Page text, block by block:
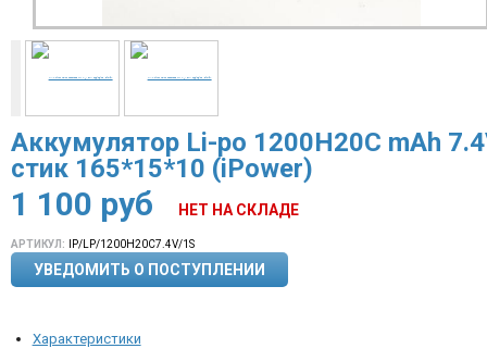
Аккумулятор Li-po 1200H20С mAh
стик 165*15*10 (iPower)
1 100 руб НЕТ НА СКЛАДЕ
АРТИКУЛ: IP/LP/1200H20C7.4V/1S
УВЕДОМИТЬ О ПОСТУПЛЕНИИ
Характеристики